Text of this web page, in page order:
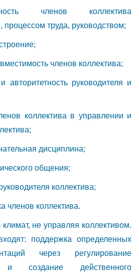
членов коллектива
труда, руководством;
членов коллектива;
авторитетность руководителя и
коллектива в управлении и
дисциплина;
общения;
коллектива;
членов коллектива.
не управляя коллективом.
поддержка определенных
через регулирование
и создание действенного